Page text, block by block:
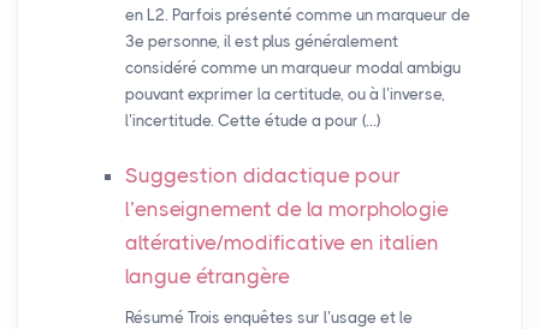
en L2. Parfois présenté comme un marqueur de
3e personne, il est plus généralement
considéré comme un marqueur modal ambigu
pouvant exprimer la certitude, ou à l’inverse,
l’incertitude. Cette étude a pour (…)
Suggestion didactique pour
l’enseignement de la morphologie
altérative/modificative en italien
langue étrangère
Résumé Trois enquêtes sur l’usage et le